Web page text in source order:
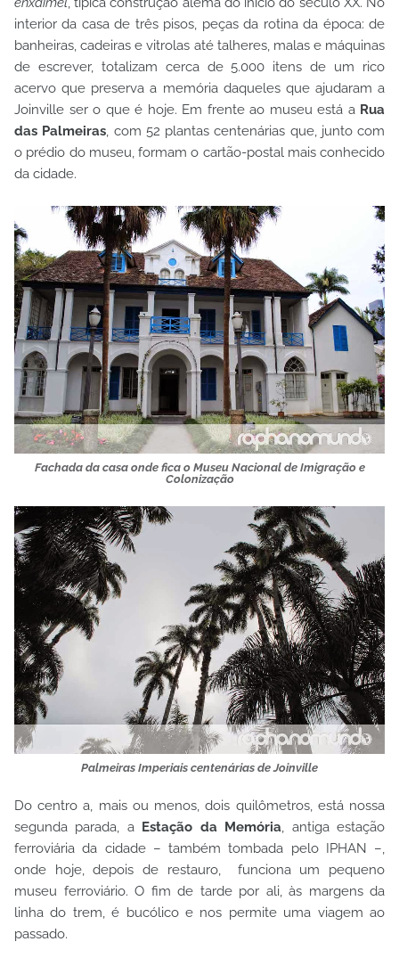
interior da casa de três pisos, peças da rotina da época: de
banheiras, cadeiras e vitrolas até talheres, malas e máquinas
de escrever, totalizam cerca de 5.000 itens de um rico
acervo que preserva a memória daqueles que ajudaram a
Joinville ser o que é hoje. Em frente ao museu está a Rua
das Palmeiras, com 52 plantas centenárias que, junto com
o prédio do museu, formam o cartão-postal mais conhecido
da cidade.
Fachada da casa onde fica o Museu Nacional de Imigração e
Colonização
Palmeiras Imperiais centenárias de Joinville
Do centro a, mais ou menos, dois quilômetros, está nossa
segunda parada, a Estação da Memória, antiga estação
ferroviária da cidade – também tombada pelo IPHAN –,
onde hoje, depois de restauro,
funciona um pequeno
museu ferroviário. O fim de tarde por ali, às margens da
linha do trem, é bucólico e nos permite uma viagem ao
passado.